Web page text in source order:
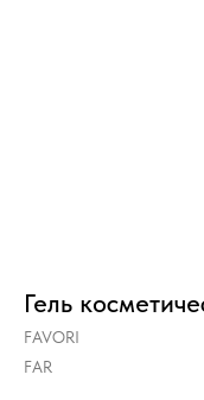
Гель
FAVORI
FAR